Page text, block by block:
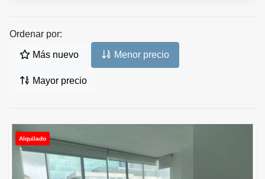
Ordenar por:
Más nuevo Menor precio
Mayor precio
Alquilado